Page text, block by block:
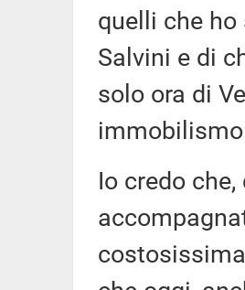
quelli che
Salvini e di
solo ora di
Io credo